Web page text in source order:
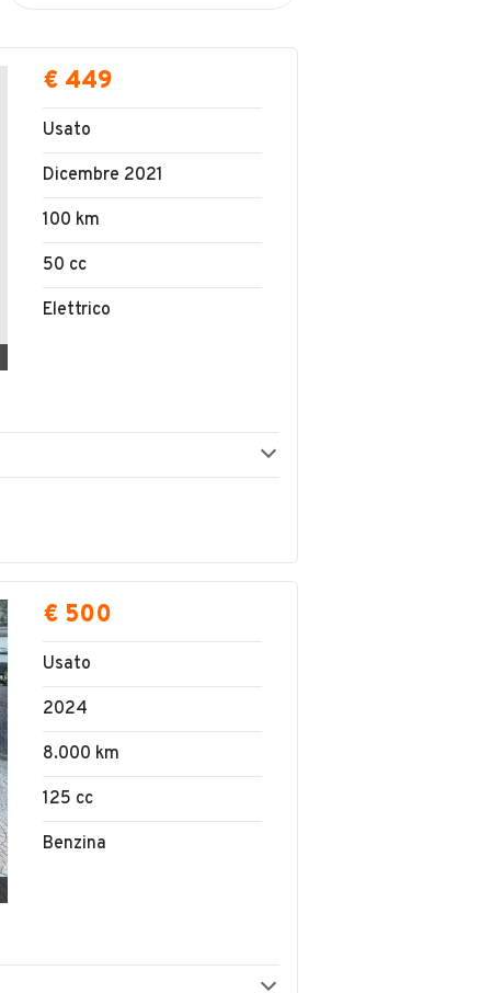
€ 449
Usato
Dicembre 2021
100 km
50 cc
Elettrico
€ 500
Usato
2024
8.000 km
125 cc
Benzina